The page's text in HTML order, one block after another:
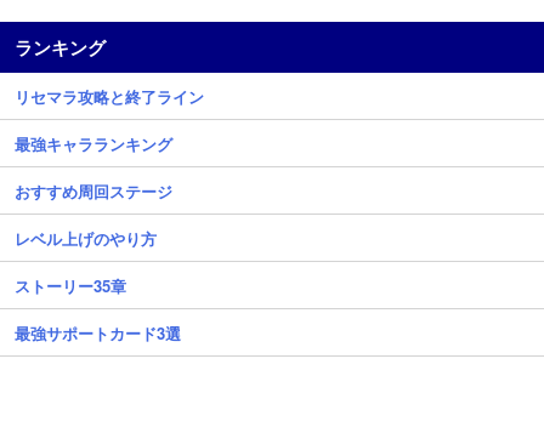
ランキング
リセマラ攻略と終了ライン
最強キャラランキング
おすすめ周回ステージ
レベル上げのやり方
ストーリー35章
最強サポートカード3選